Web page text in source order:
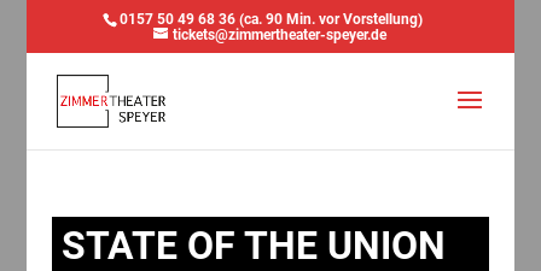
0157 50 49 68 36 (ca. 90 Min. vor Vorstellung)
tickets@zimmertheater-speyer.de
STATE OF THE UNION